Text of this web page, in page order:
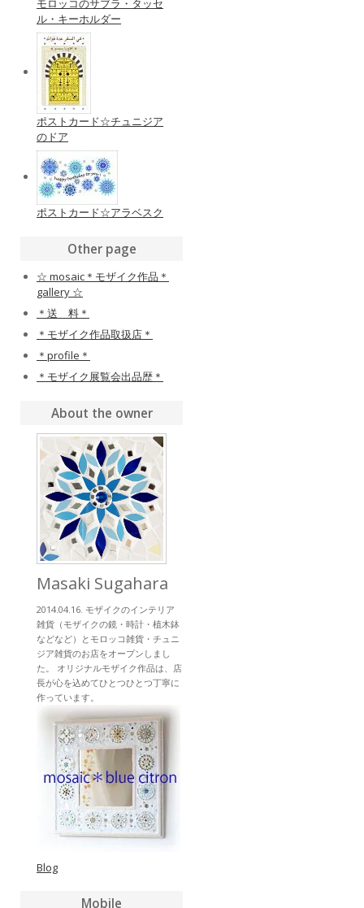
モロッコのサブラ・タッセ
ル・キーホルダー
ポストカード☆チュニジア
のドア
ポストカード☆アラベスク
Other page
☆ mosaic＊モザイク作品＊
gallery ☆
＊送 料＊
＊モザイク作品取扱店＊
＊profile＊
＊モザイク展覧会出品歴＊
About the owner
Masaki Sugahara
2014.04.16. モザイクのインテリア
雑貨（モザイクの鏡・時計・植木鉢
などなど）とモロッコ雑貨・チュニ
ジア雑貨のお店をオープンしまし
た。 オリジナルモザイク作品は、店
長が心を込めてひとつひとつ丁寧に
作っています。
Blog
Mobile